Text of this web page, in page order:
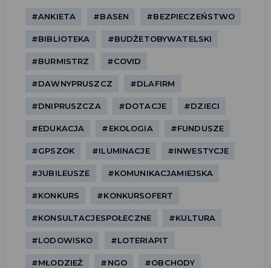
#ANKIETA #BASEN #BEZPIECZEŃSTWO
#BIBLIOTEKA #BUDŻETOBYWATELSKI
#BURMISTRZ #COVID
#DAWNYPRUSZCZ #DLAFIRM
#DNIPRUSZCZA #DOTACJE #DZIECI
#EDUKACJA #EKOLOGIA #FUNDUSZE
#GPSZOK #ILUMINACJE #INWESTYCJE
#JUBILEUSZE #KOMUNIKACJAMIEJSKA
#KONKURS #KONKURSOFERT
#KONSULTACJESPOŁECZNE #KULTURA
#LODOWISKO #LOTERIAPIT
#MŁODZIEŻ #NGO #OBCHODY